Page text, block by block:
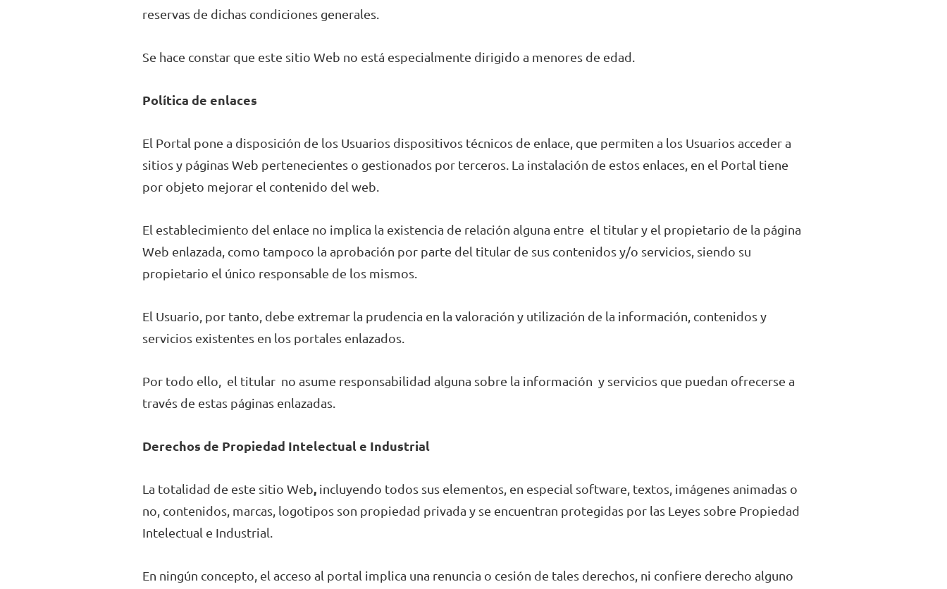
reservas de dichas condiciones generales.
Se hace constar que este sitio Web no está especialmente dirigido a menores de edad.
Política de enlaces
El Portal pone a disposición de los Usuarios dispositivos técnicos de enlace, que permiten a los Usuarios acceder a
sitios y páginas Web pertenecientes o gestionados por terceros. La instalación de estos enlaces, en el Portal tiene
por objeto mejorar el contenido del web.
El establecimiento del enlace no implica la existencia de relación alguna entre el titular y el propietario de la página
Web enlazada, como tampoco la aprobación por parte del titular de sus contenidos y/o servicios, siendo su
propietario el único responsable de los mismos.
El Usuario, por tanto, debe extremar la prudencia en la valoración y utilización de la información, contenidos y
servicios existentes en los portales enlazados.
Por todo ello, el titular no asume responsabilidad alguna sobre la información y servicios que puedan ofrecerse a
través de estas páginas enlazadas.
Derechos de Propiedad Intelectual e Industrial
La totalidad de este sitio Web, incluyendo todos sus elementos, en especial software, textos, imágenes animadas o
no, contenidos, marcas, logotipos son propiedad privada y se encuentran protegidas por las Leyes sobre Propiedad
Intelectual e Industrial.
En ningún concepto, el acceso al portal implica una renuncia o cesión de tales derechos, ni confiere derecho alguno